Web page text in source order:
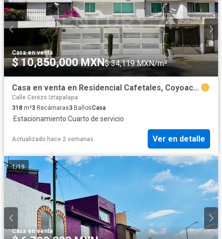
Casa·en venta
$ 10,850,000 MXN$ 34,119 MXN/m²
Casa en venta en Residencial Cafetales, Coyoacán, CDMX
Calle Cerezo Iztapalapa
318 m²3 Recámaras3 BañosCasa
·Estacionamiento·Cuarto de servicio
Actualizado hace 2 semanas Ver en detalle
1/19
Casa·en venta